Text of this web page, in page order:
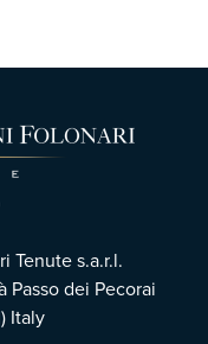
Tenute s.a.r.l.
dei Pecorai
Italy